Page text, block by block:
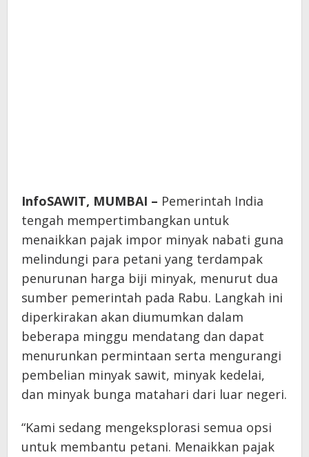
InfoSAWIT, MUMBAI – Pemerintah India
tengah mempertimbangkan untuk
menaikkan pajak impor minyak nabati guna
melindungi para petani yang terdampak
penurunan harga biji minyak, menurut dua
sumber pemerintah pada Rabu. Langkah ini
diperkirakan akan diumumkan dalam
beberapa minggu mendatang dan dapat
menurunkan permintaan serta mengurangi
pembelian minyak sawit, minyak kedelai,
dan minyak bunga matahari dari luar negeri.
“Kami sedang mengeksplorasi semua opsi
untuk membantu petani. Menaikkan pajak